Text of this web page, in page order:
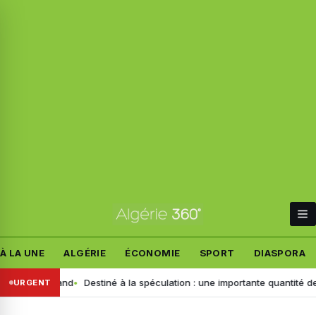
À LA UNE ALGÉRIE ÉCONOMIE SPORT DIASPORA
URGENT
allemand Destiné à la spéculation : une importante quantité de ce